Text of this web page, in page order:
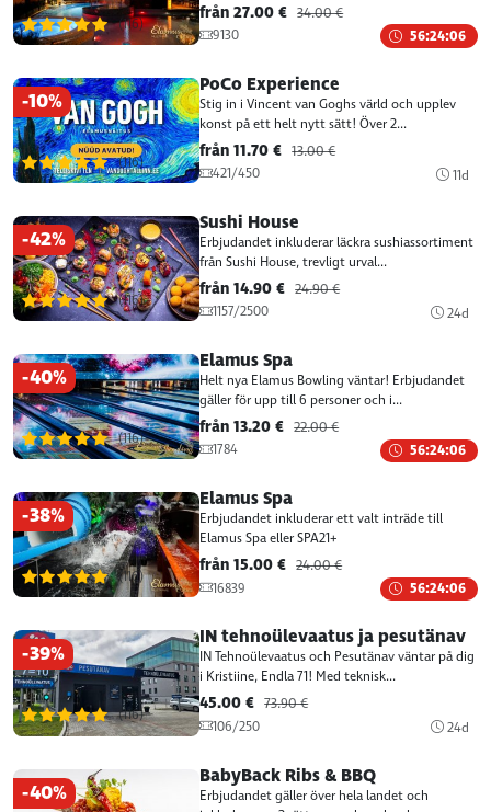
(116)
från 27.00 € 34.00 €
9130
56:24:06
-10%
(116)
PoCo Experience
Stig in i Vincent van Goghs värld och upplev
konst på ett helt nytt sätt! Över 2...
från 11.70 € 13.00 €
421/450
11d
-42%
(116)
Sushi House
Erbjudandet inkluderar läckra sushiassortiment
från Sushi House, trevligt urval...
från 14.90 € 24.90 €
1157/2500
24d
-40%
(116)
Elamus Spa
Helt nya Elamus Bowling väntar! Erbjudandet
gäller för upp till 6 personer och i...
från 13.20 € 22.00 €
1784
56:24:06
-38%
(116)
Elamus Spa
Erbjudandet inkluderar ett valt inträde till
Elamus Spa eller SPA21+
från 15.00 € 24.00 €
16839
56:24:06
-39%
(116)
IN tehnoülevaatus ja pesutänav
IN Tehnoülevaatus och Pesutänav väntar på dig
i Kristiine, Endla 71! Med teknisk...
45.00 € 73.90 €
106/250
24d
-40%
BabyBack Ribs & BBQ
Erbjudandet gäller över hela landet och